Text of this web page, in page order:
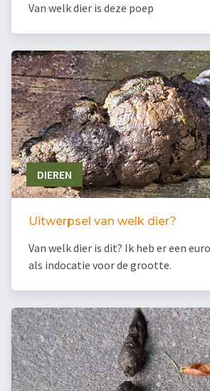
Van welk dier is deze poep
DIEREN
Uitwerpsel van welk dier?
Van welk dier is dit? Ik heb er een
als indocatie voor de grootte.